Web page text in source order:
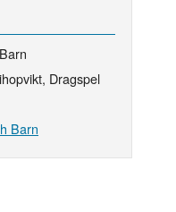
Dragspel
Barn